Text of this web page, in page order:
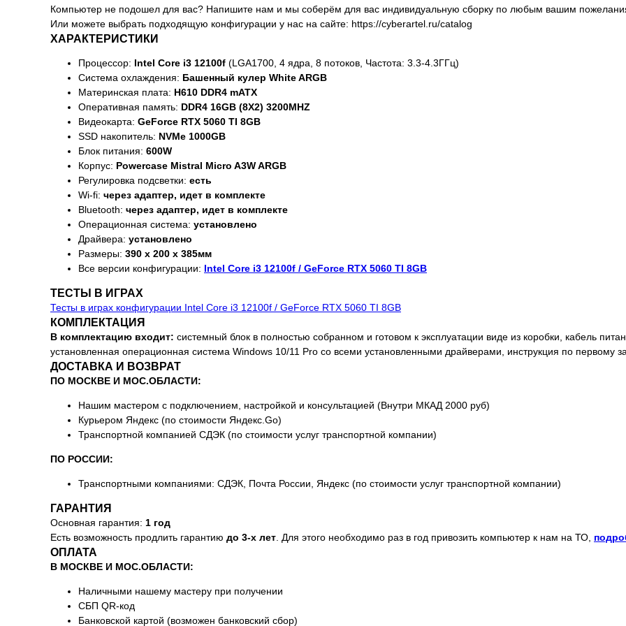
Компьютер не подошел для вас? Напишите нам и мы соберём для вас индивидуальную сборку по любым вашим
Или можете выбрать подходящую конфигурации у нас на сайте: https://cyberartel.ru/catalog
ХАРАКТЕРИСТИКИ
Процессор: Intel Core i3 12100f (LGA1700, 4 ядра, 8 потоков, Частота: 3.3-4.3ГГц)
Система охлаждения: Башенный кулер White ARGB
Материнская плата: H610 DDR4 mATX
Оперативная память: DDR4 16GB (8X2) 3200MHZ
Видеокарта: GeForce RTX 5060 TI 8GB
SSD накопитель: NVMe 1000GB
Блок питания: 600W
Корпус: Powercase Mistral Micro A3W ARGB
Регулировка подсветки: есть
Wi-fi: через адаптер, идет в комплекте
Bluetooth: через адаптер, идет в комплекте
Операционная система: установлено
Драйвера: установлено
Размеры: 390 x 200 x 385мм
Все версии конфигурации: Intel Core i3 12100f / GeForce RTX 5060 TI 8GB
ТЕСТЫ В ИГРАХ
Тесты в играх конфигурации Intel Core i3 12100f / GeForce RTX 5060 TI 8GB
КОМПЛЕКТАЦИЯ
В комплектацию входит: системный блок в полностью собранном и готовом к эксплуатации виде из коробки, кабель
установленная операционная система Windows 10/11 Pro со всеми установленными драйверами, инструкция по первому
ДОСТАВКА И ВОЗВРАТ
ПО МОСКВЕ И МОС.ОБЛАСТИ:
Нашим мастером с подключением, настройкой и консультацией (Внутри МКАД 2000 руб)
Курьером Яндекс (по стоимости Яндекс.Go)
Транспортной компанией СДЭК (по стоимости услуг транспортной компании)
ПО РОССИИ:
Транспортными компаниями: СДЭК, Почта России, Яндекс (по стоимости услуг транспортной компании)
ГАРАНТИЯ
Основная гарантия: 1 год
Есть возможность продлить гарантию до 3-х лет . Для этого необходимо раз в год привозить компьютер к нам на ТО,
ОПЛАТА
В МОСКВЕ И МОС.ОБЛАСТИ:
Наличными нашему мастеру при получении
СБП QR-код
Банковской картой (возможен банковский сбор)